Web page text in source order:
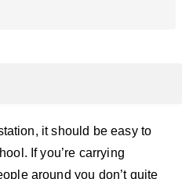
it should be easy to
If you’re carrying
around you don’t quite